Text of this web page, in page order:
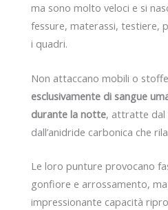
ma sono molto veloci e si
fessure, materassi, testiere,
i quadri.
Non attaccano mobili o
esclusivamente di sangue
durante la notte, attratte dal
dall’anidride carbonica che
Le loro punture provocano
gonfiore e arrossamento,
impressionante capacità